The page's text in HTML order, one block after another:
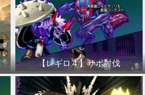
【レギロ４】サポ討伐